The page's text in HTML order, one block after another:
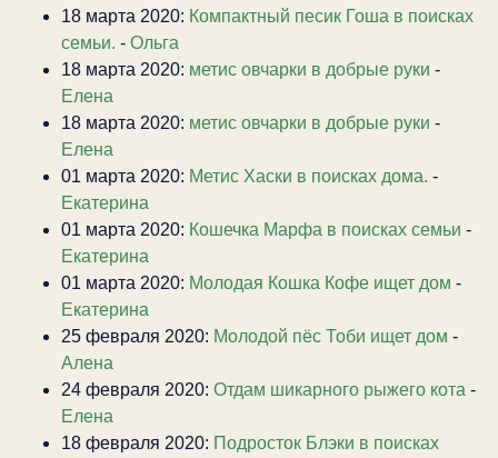
18 марта 2020: Компактный песик Гоша в поисках
семьи. - Ольга
18 марта 2020: метис овчарки в добрые руки -
Елена
18 марта 2020: метис овчарки в добрые руки -
Елена
01 марта 2020: Метис Хаски в поисках дома. -
Екатерина
01 марта 2020: Кошечка Марфа в поисках семьи -
Екатерина
01 марта 2020: Молодая Кошка Кофе ищет дом -
Екатерина
25 февраля 2020: Молодой пёс Тоби ищет дом -
Алена
24 февраля 2020: Отдам шикарного рыжего кота -
Елена
18 февраля 2020: Подросток Блэки в поисках